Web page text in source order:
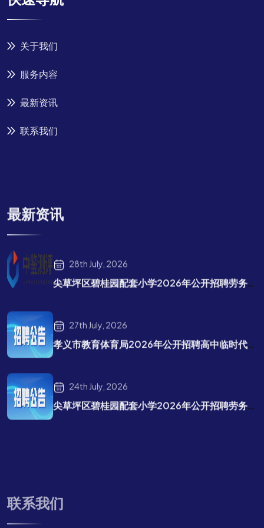
关于我们
服务内容
最新资讯
联系我们
最新资讯
28th July, 2026
尖草坪区碧桂园配套小学2026年公开招聘劳务派遣教师补充公告
27th July, 2026
孝义市教育体育局2026年公开招聘高中临时代课教师公告
24th July, 2026
尖草坪区碧桂园配套小学2026年公开招聘劳务派遣教师招聘公告
联系我们